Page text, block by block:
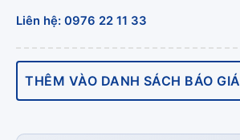
Liên hệ: 0976 22 11 33
THÊM VÀO DANH SÁCH BÁO GIÁ